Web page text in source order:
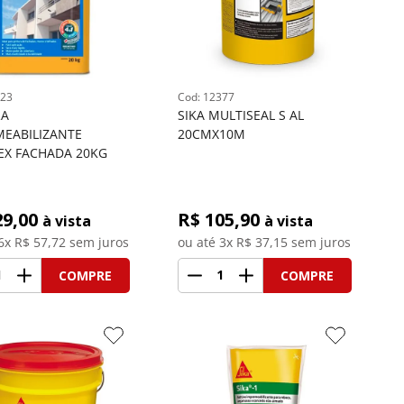
FACHADA 20KG
à vista
x R$ 57,72 sem juros
COMPRE
: 12377
SIKA MULTISEAL S AL
20CMX10M
R$ 105,90 à vista
ou até 3x R$ 37,15 sem juros
1
COMPRE